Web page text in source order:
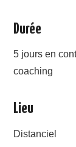
Durée
5 jours en
coaching
Lieu
Distanciel